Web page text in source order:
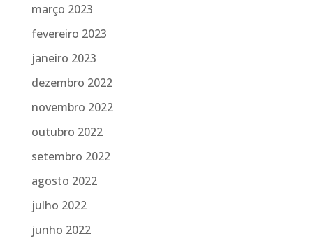
março 2023
fevereiro 2023
janeiro 2023
dezembro 2022
novembro 2022
outubro 2022
setembro 2022
agosto 2022
julho 2022
junho 2022